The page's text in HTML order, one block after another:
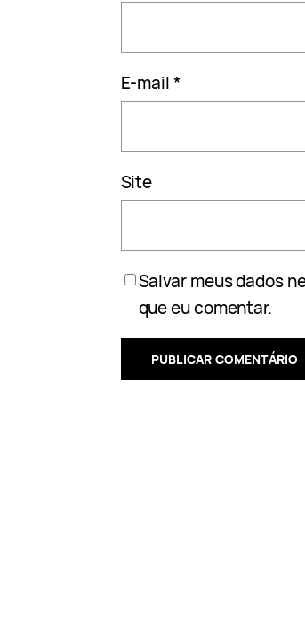
E-mail*
Site
Salvar meus dados
que eu comentar.